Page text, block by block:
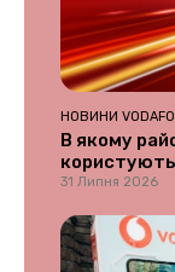
НОВИНИ
В якому
31 Липня 2026